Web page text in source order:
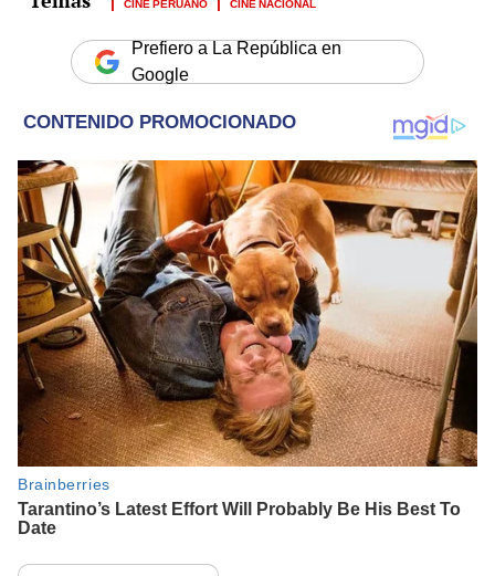
Prefiero a La República en
Google